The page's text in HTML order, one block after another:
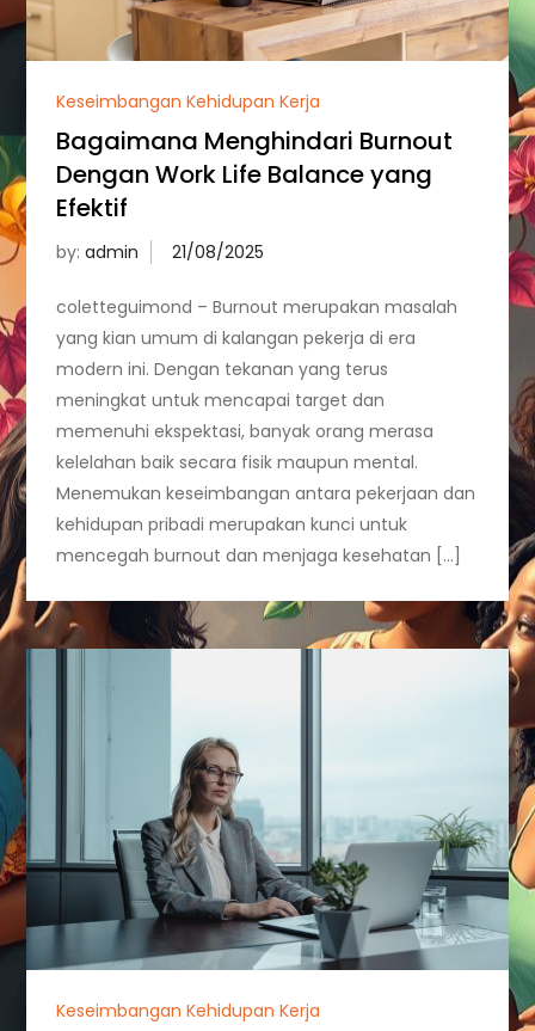
Keseimbangan Kehidupan Kerja
Bagaimana Menghindari Burnout
Dengan Work Life Balance yang
Efektif
by:admin
coletteguimond – Burnout merupakan masalah
yang kian umum di kalangan pekerja di era
modern ini. Dengan tekanan yang terus
meningkat untuk mencapai target dan
memenuhi ekspektasi, banyak orang merasa
kelelahan baik secara fisik maupun mental.
Menemukan keseimbangan antara pekerjaan dan
kehidupan pribadi merupakan kunci untuk
mencegah burnout dan menjaga kesehatan […]
Keseimbangan Kehidupan Kerja